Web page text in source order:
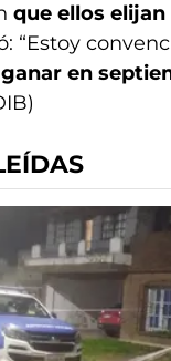
que ellos elijan
“Estoy
en